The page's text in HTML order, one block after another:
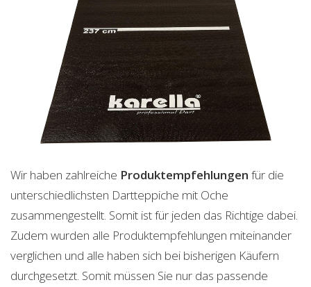
Wir haben zahlreiche Produktempfehlungen für die
unterschiedlichsten Dartteppiche mit Oche
zusammengestellt. Somit ist für jeden das Richtige dabei.
Zudem wurden alle Produktempfehlungen miteinander
verglichen und alle haben sich bei bisherigen Käufern
durchgesetzt. Somit müssen Sie nur das passende